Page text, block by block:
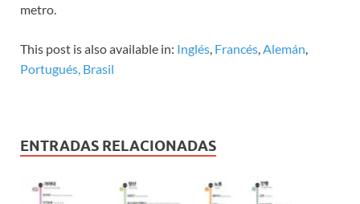
metro.
This post is also available in: Inglés Francés Alemán
Portugués, Brasil
ENTRADAS RELACIONADAS